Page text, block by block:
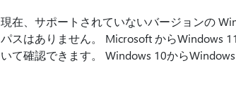
現在、サポートされていないバージョンの
パスはありません。 Microsoft からWindows
いて確認できます。 Windows 10から